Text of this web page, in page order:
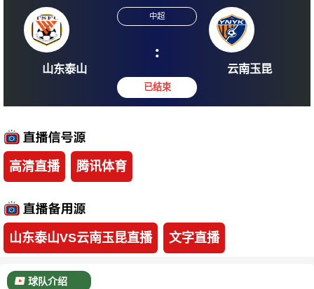
:
高清直播 腾讯体育
山东泰山VS云南玉昆直播 文字直播
球队介绍